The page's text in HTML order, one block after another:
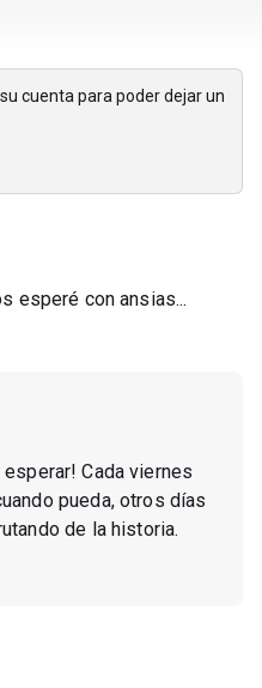
cuenta para poder dejar un
esperé con ansias...
esperar! Cada viernes
pueda, otros días
de la historia.